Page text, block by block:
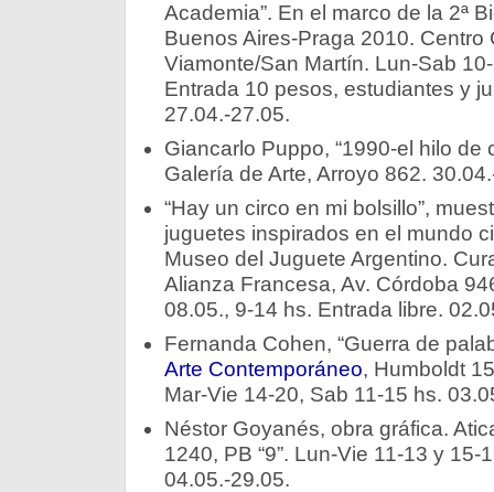
Academia”. En el marco de la 2ª
Buenos Aires-Praga 2010. Centro
Viamonte/San Martín. Lun-Sab
Entrada 10 pesos, estudiantes y
27.04.-27.05.
Giancarlo Puppo, “1990-el hilo de
Galería de Arte, Arroyo 862.
“Hay un circo en mi bolsillo”,
juguetes inspirados en el mundo
Museo del Juguete Argentino.
Alianza Francesa, Av. Córdoba
08.05., 9-14 hs. Entrada libre.
Fernanda Cohen, “Guerra de
Arte Contemporáneo, Humboldt
Mar-Vie 14-20, Sab 11-15 hs.
Néstor Goyanés, obra gráfica.
1240, PB “9”. Lun-Vie 11-13 y 15-
04.05.-29.05.